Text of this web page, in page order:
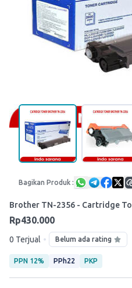
Bagikan Produk :
Brother TN-2356 - Cartridge
Rp430.000
0 Terjual • Belum ada rating
PPN 12% PPh22 PKP